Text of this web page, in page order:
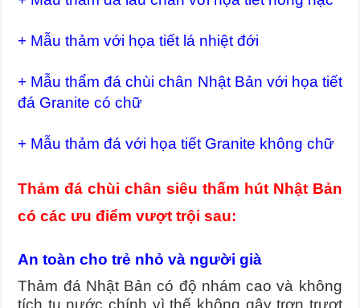
+ Mẫu thảm với họa tiết lá nhiệt đới
+ Mẫu thẩm đá chùi chân Nhật Bản với họa tiết
đá Granite có chữ
+ Mẫu thảm đá với họa tiết Granite không chữ
Thảm đá chùi chân siêu thấm hút Nhật Bản
có các ưu điểm vượt trội sau:
An toàn cho trẻ nhỏ và người già
Thảm đá Nhật Bản có độ nhám cao và không
tích tụ nước chính vì thế không gây trơn trượt